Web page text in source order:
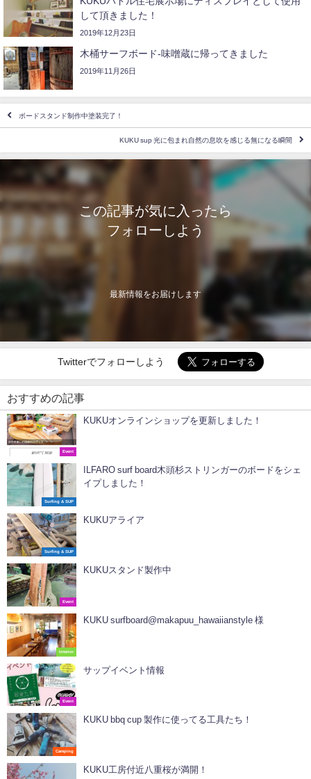
して頂きました！
2019年12月23日
木桶サーフボード-味噌蔵に帰ってきました
2019年11月26日
ボードスタンド制作中塗装完了！
KUKU sup 光に包まれ自然の息吹を感じる無になる瞬間
この記事が気に入ったら
フォローしよう
最新情報をお届けします
Twitterでフォローしよう
おすすめの記事
Event
KUKUオンラインショップを更新しました！
Surfing & SUP
ILFARO surf board木頭杉ストリンガーのボードをシェ
イプしました！
Surfing & SUP
KUKUアライア
Event
KUKUスタンド製作中
Interior
KUKU surfboard@makapuu_hawaiianstyle 様
Event
サップイベント情報
Camping
KUKU bbq cup 製作に使ってる工具たち！
KUKU工房付近八重桜が満開！